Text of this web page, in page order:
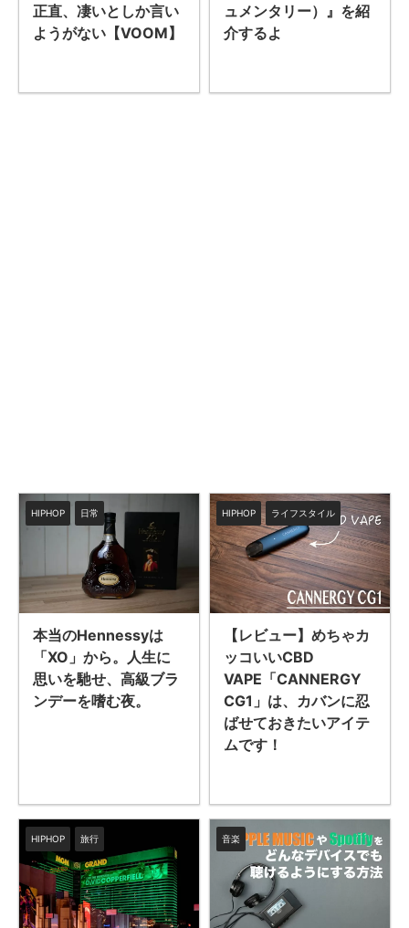
正直、凄いとしか言い
ようがない【VOOM】
ュメンタリー）』を紹
介するよ
HIPHOP 日常
本当のHennessyは
「XO」から。人生に
思いを馳せ、高級ブラ
ンデーを嗜む夜。
HIPHOP ライフスタイル
【レビュー】めちゃカ
ッコいいCBD
VAPE「CANNERGY
CG1」は、カバンに忍
ばせておきたいアイテ
ムです！
HIPHOP 旅行 音楽